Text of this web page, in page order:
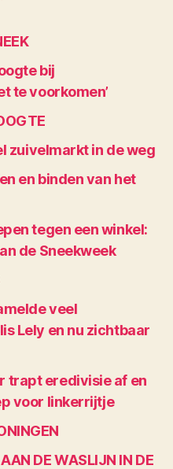
bij
te voorkomen’
zuivelmarkt in de weg
en binden van het
tegen een winkel:
de Sneekweek
veel
Lely en nu zichtbaar
trapt eredivisie af en
voor linkerrijtje
DE WASLIJN IN DE